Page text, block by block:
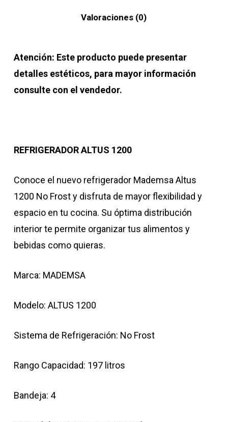
Valoraciones (0)
Atención: Este producto puede presentar
detalles estéticos, para mayor información
consulte con el vendedor.
REFRIGERADOR ALTUS 1200
Conoce el nuevo refrigerador Mademsa Altus
1200 No Frost y disfruta de mayor flexibilidad y
espacio en tu cocina. Su óptima distribución
interior te permite organizar tus alimentos y
bebidas como quieras.
Marca: MADEMSA
Modelo: ALTUS 1200
Sistema de Refrigeración: No Frost
Rango Capacidad: 197 litros
Bandeja: 4